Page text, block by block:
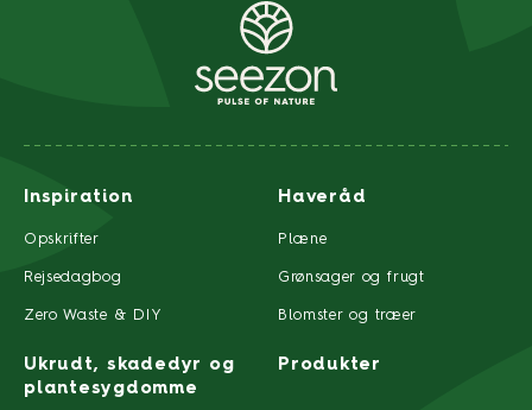
Inspiration
Opskrifter
Rejsedagbog
Zero Waste & DIY
Haveråd
Plæne
Grønsager og frugt
Blomster og træer
Ukrudt, skadedyr og
plantesygdomme
Produkter